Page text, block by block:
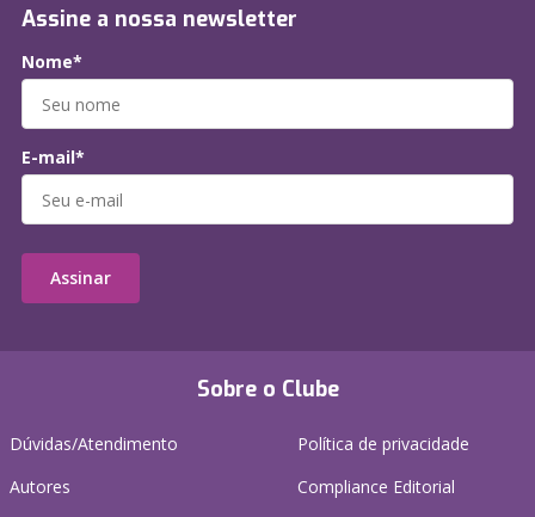
Sobre o Clube
Dúvidas/Atendimento
Autores
Política de privacidade
Compliance Editorial
Assine a nossa newsletter
Nome*
E-mail*
Assinar